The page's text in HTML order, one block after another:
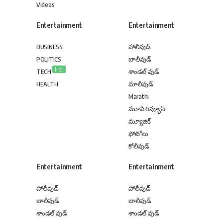
Videos
Entertainment
BUSINESS
POLITICS
TECH Hot
HEALTH
Entertainment
హాలీవుడ్
బాలీవుడ్
శాండల్ వుడ్
మాలీవుడ్
Marathi
మూవీ రివ్యూస్
మ్యూజిక్
ఫోటోలు
కోలీవుడ్
Entertainment
హాలీవుడ్
బాలీవుడ్
శాండల్ వుడ్
Entertainment
హాలీవుడ్
బాలీవుడ్
శాండల్ వుడ్